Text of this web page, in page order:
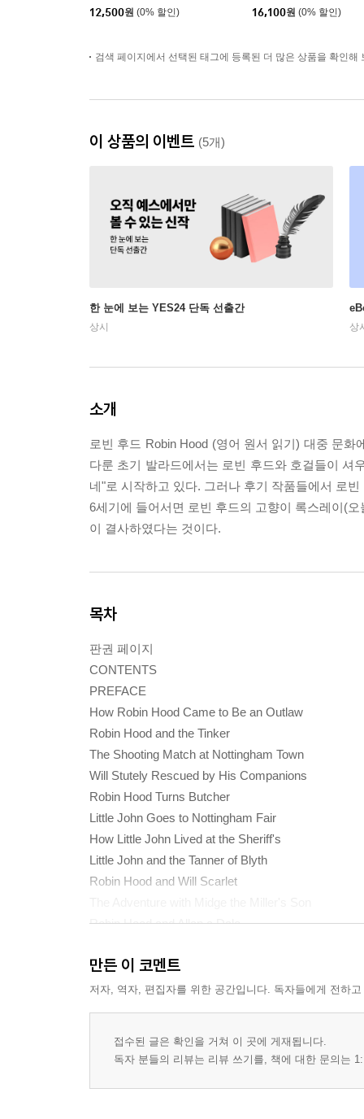
12,500원 (0% 할인)
16,100원 (0% 할인)
검색 페이지에서 선택된 태그에 등록된 더 많은 상품을 확인해
이 상품의 이벤트 (5개)
한 눈에 보는 YES24 단독 선출간
상시 상
소개
로빈 후드 Robin Hood (영어 원서 읽기) 대중 문
다룬 초기 발라드에서는 로빈 후드와 호걸들이 셔
네"로 시작하고 있다. 그러나 후기 작품들에서 로
6세기에 들어서면 로빈 후드의 고향이 록스레이(
이 결사하였다는 것이다.
목차
판권 페이지
CONTENTS
PREFACE
How Robin Hood Came to Be an Outlaw
Robin Hood and the Tinker
The Shooting Match at Nottingham Town
Will Stutely Rescued by His Companions
Robin Hood Turns Butcher
Little John Goes to Nottingham Fair
How Little John Lived at the Sheriff's
Little John and the Tanner of Blyth
Robin Hood and Will Scarlet
Robin Hood and Allan a Dale
Robin Hood Compasses a Marriage
Robin Hood Aids a Sorrowful Knight
Robin Hood Turns Beggar
The Chase of Robin Hood
만든 이 코멘트
저자, 역자, 편집자를 위한 공간입니다. 독자들에게 전하
접수된 글은 확인을 거쳐 이 곳에 게재됩니다.
독자 분들의 리뷰는 리뷰 쓰기를, 책에 대한 문의는